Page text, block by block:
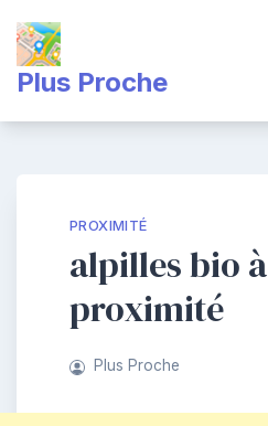
content
Plus Proche
PROXIMITÉ
alpilles bio à
proximité
Plus Proche